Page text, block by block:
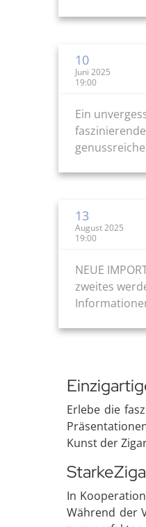
10
Juni 2025
19:00
Ein
13
August 2025
19:00
NEUE
zweites
Erlebe die
Kunst der
In
Während der